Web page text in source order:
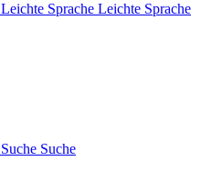
Leichte Sprache Leichte Sprache
Suche Suche